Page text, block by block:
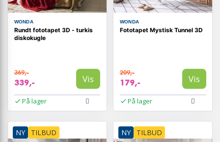
WONDA
Rundt fototapet 3D - turkis
diskokugle
369,-
339,- Vis
På lager
WONDA
Fototapet Mystisk Tunnel 3D
209,-
179,- Vis
På lager
NY TILBUD NY TILBUD